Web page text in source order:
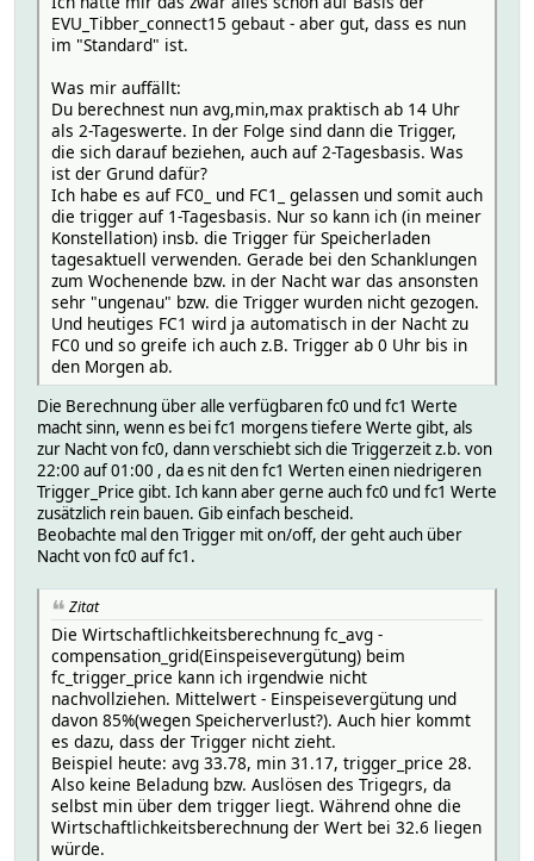
EVU_Tibber_connect15 gebaut - aber gut, dass es nun
im "Standard" ist.
Was mir auffällt:
Du berechnest nun avg,min,max praktisch ab 14 Uhr
als 2-Tageswerte. In der Folge sind dann die Trigger,
die sich darauf beziehen, auch auf 2-Tagesbasis. Was
ist der Grund dafür?
Ich habe es auf FC0_ und FC1_ gelassen und somit auch
die trigger auf 1-Tagesbasis. Nur so kann ich (in meiner
Konstellation) insb. die Trigger für Speicherladen
tagesaktuell verwenden. Gerade bei den Schanklungen
zum Wochenende bzw. in der Nacht war das ansonsten
sehr "ungenau" bzw. die Trigger wurden nicht gezogen.
Und heutiges FC1 wird ja automatisch in der Nacht zu
FC0 und so greife ich auch z.B. Trigger ab 0 Uhr bis in
den Morgen ab.
Die Berechnung über alle verfügbaren fc0 und fc1 Werte
macht sinn, wenn es bei fc1 morgens tiefere Werte gibt, als
zur Nacht von fc0, dann verschiebt sich die Triggerzeit z.b. von
22:00 auf 01:00 , da es nit den fc1 Werten einen niedrigeren
Trigger_Price gibt. Ich kann aber gerne auch fc0 und fc1 Werte
zusätzlich rein bauen. Gib einfach bescheid.
Beobachte mal den Trigger mit on/off, der geht auch über
Nacht von fc0 auf fc1.
Zitat
Die Wirtschaftlichkeitsberechnung fc_avg -
compensation_grid(Einspeisevergütung) beim
fc_trigger_price kann ich irgendwie nicht
nachvollziehen. Mittelwert - Einspeisevergütung und
davon 85%(wegen Speicherverlust?). Auch hier kommt
es dazu, dass der Trigger nicht zieht.
Beispiel heute: avg 33.78, min 31.17, trigger_price 28.
Also keine Beladung bzw. Auslösen des Trigegrs, da
selbst min über dem trigger liegt. Während ohne die
Wirtschaftlichkeitsberechnung der Wert bei 32.6 liegen
würde.